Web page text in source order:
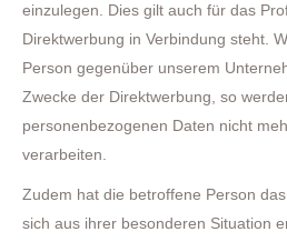
einzulegen. Dies gilt auch für das
Direktwerbung in Verbindung steht.
Person gegenüber unserem
Zwecke der Direktwerbung, so
personenbezogenen Daten nicht
verarbeiten.
Zudem hat die betroffene Person
sich aus ihrer besonderen Situation